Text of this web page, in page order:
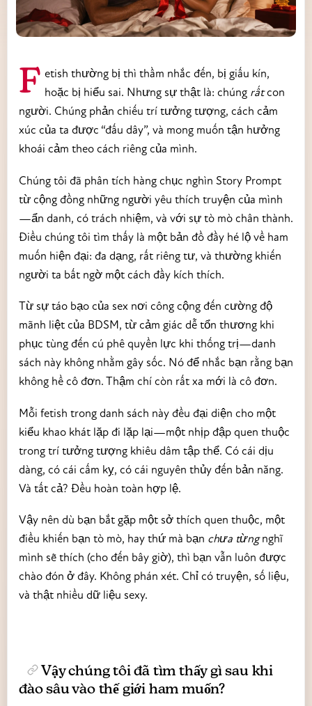
Fetish thường bị thì thầm nhắc đến, bị giấu kín, hoặc bị hiểu sai. Nhưng sự thật là: chúng rấtcon
người. Chúng phản chiếu trí tưởng tượng, cách cảm
xúc của ta được “đấu dây”, và mong muốn tận hưởng
khoái cảm theo cách riêng của mình.
Chúng tôi đã phân tích hàng chục nghìn Story Prompt
từ cộng đồng những người yêu thích truyện của mình
—ẩn danh, có trách nhiệm, và với sự tò mò chân thành.
Điều chúng tôi tìm thấy là một bản đồ đầy hé lộ về ham
muốn hiện đại: đa dạng, rất riêng tư, và thường khiến
người ta bất ngờ một cách đầy kích thích.
Từ sự táo bạo của sex nơi công cộng đến cường độ
mãnh liệt của BDSM, từ cảm giác dễ tổn thương khi
phục tùng đến cú phê quyền lực khi thống trị—danh
sách này không nhằm gây sốc. Nó để nhắc bạn rằng bạn
không hề cô đơn. Thậm chí còn rất xa mới là cô đơn.
Mỗi fetish trong danh sách này đều đại diện cho một
kiểu khao khát lặp đi lặp lại—một nhịp đập quen thuộc
trong trí tưởng tượng khiêu dâm tập thể. Có cái dịu
dàng, có cái cấm kỵ, có cái nguyên thủy đến bản năng.
Và tất cả? Đều hoàn toàn hợp lệ.
Vậy nên dù bạn bắt gặp một sở thích quen thuộc, một
điều khiến bạn tò mò, hay thứ mà bạn chưa từngnghĩ
mình sẽ thích (cho đến bây giờ), thì bạn vẫn luôn được
chào đón ở đây. Không phán xét. Chỉ có truyện, số liệu,
và thật nhiều dữ liệu sexy.
Vậy chúng tôi đã tìm thấy gì sau khi
đào sâu vào thế giới ham muốn?